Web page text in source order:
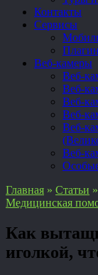
Контакты
Сервисы
Веб-камеры
Веб-
Веб-
Веб-
Веб-
Веб-
Веб-
Главная » Статьи »
Медицинская
Как
иголкой,